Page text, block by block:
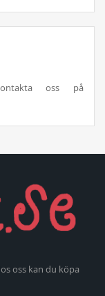
oss på
oss kan du köpa